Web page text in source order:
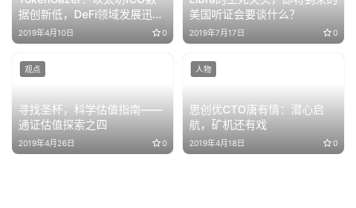
据创新低，DeFi领域发展迅速
｜火星号首发
2019年4月10日 0
美国听证会要谈什么？
2019年7月17日 0
寻找圣杯，科学估值指南——
通证估值探索之四
2019年4月26日 0
观点
思创优CTO唐有情：潜心启
航，矿机还有戏
2019年4月18日 0
人物